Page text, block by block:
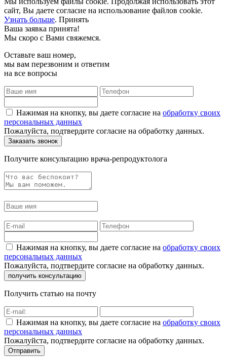
сайт, Вы даете согласие на использование файлов cookie.
Узнать больше. Принять
Ваша заявка принята!
Мы скоро с Вами свяжемся.
Оставьте ваш номер,
мы вам перезвоним и ответим
на все вопросы
Нажимая на кнопку, вы даете согласие на обработку своих
персональных данных
Пожалуйста, подтвердите согласие на обработку данных.
Получите консультацию врача-репродуктолога
Нажимая на кнопку, вы даете согласие на обработку своих
персональных данных
Пожалуйста, подтвердите согласие на обработку данных.
Получить статью на почту
Нажимая на кнопку, вы даете согласие на обработку своих
персональных данных
Пожалуйста, подтвердите согласие на обработку данных.